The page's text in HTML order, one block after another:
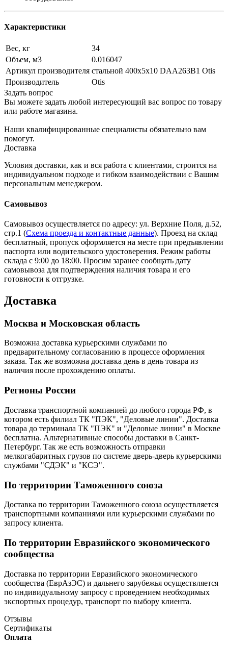
Характеристики
Вес, кг
34
Объем, м3
0.016047
Артикул производителя стальной 400х5х10 DAA263B1 Otis
Производитель
Otis
Задать вопрос
Вы можете задать любой интересующий вас вопрос по товару
или работе магазина.
Наши квалифицированные специалисты обязательно вам
помогут.
Доставка
Условия доставки, как и вся работа с клиентами, строится на
индивидуальном подходе и гибком взаимодействии с Вашим
персональным менеджером.
Самовывоз
Самовывоз осуществляется по адресу: ул. Верхние Поля, д.52,
стр.1 (Схема проезда и контактные данные). Проезд на склад
бесплатный, пропуск оформляется на месте при предъявлении
паспорта или водительского удостоверения. Режим работы
склада с 9:00 до 18:00. Просим заранее сообщать дату
самовывоза для подтверждения наличия товара и его
готовности к отгрузке.
Доставка
Москва и Московская область
Возможна доставка курьерскими службами по
предварительному согласованию в процессе оформления
заказа. Так же возможна доставка день в день товара из
наличия после прохождению оплаты.
Регионы России
Доставка транспортной компанией до любого города РФ, в
котором есть филиал ТК "ПЭК", "Деловые линии". Доставка
товара до терминала ТК "ПЭК" и "Деловые линии" в Москве
бесплатна. Альтернативные способы доставки в Санкт-
Петербург. Так же есть возможность отправки
мелкогабаритных грузов по системе дверь-дверь курьерскими
службами "СДЭК" и "КСЭ".
По территории Таможенного союза
Доставка по территории Таможенного союза осуществляется
транспортными компаниями или курьерскими службами по
запросу клиента.
По территории Евразийского экономического
сообщества
Доставка по территории Евразийского экономического
сообщества (ЕврАзЭС) и дальнего зарубежья осуществляется
по индивидуальному запросу с проведением необходимых
экспортных процедур, транспорт по выбору клиента.
Отзывы
Сертификаты
Оплата